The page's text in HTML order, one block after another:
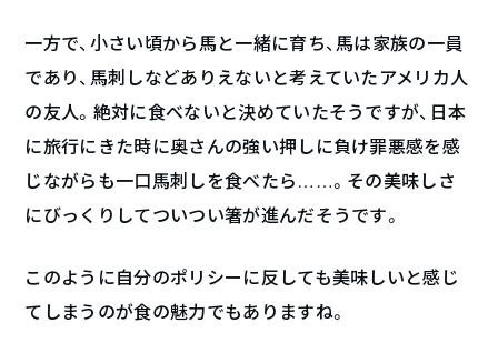
一方で、小さい頃から馬と一緒に育ち、馬は家族の一員
であり、馬刺しなどありえないと考えていたアメリカ人
の友人。絶対に食べないと決めていたそうですが、日本
に旅行にきた時に奥さんの強い押しに負け罪悪感を感
じながらも一口馬刺しを食べたら……。その美味しさ
にびっくりしてついつい箸が進んだそうです。
このように自分のポリシーに反しても美味しいと感じ
てしまうのが食の魅力でもありますね。